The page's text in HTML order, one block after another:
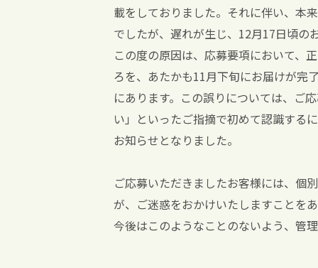
載をしておりました。それに伴い、本
でしたが、遅れが生じ、12月17日頃の
この度の原因は、応募要項において、
ろを、あたかも11月下旬にお届けが完
にあります。この誤りについては、ご
い」といったご指摘で初めて認識する
お知らせとなりました。
ご応募いただきましたお客様には、個
が、ご迷惑をおかけいたしますことを
今後はこのようなことのないよう、管